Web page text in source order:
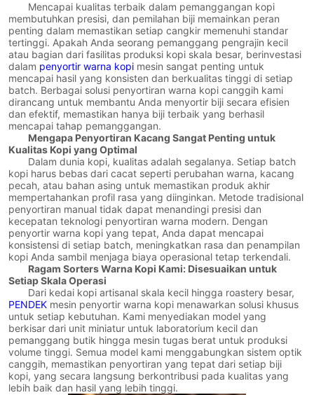
Mencapai kualitas terbaik dalam pemanggangan kopi
membutuhkan presisi, dan pemilahan biji memainkan peran
penting dalam memastikan setiap cangkir memenuhi standar
tertinggi. Apakah Anda seorang pemanggang pengrajin kecil
atau bagian dari fasilitas produksi kopi skala besar, berinvestasi
dalam penyortir warna kopi mesin sangat penting untuk
mencapai hasil yang konsisten dan berkualitas tinggi di setiap
batch. Berbagai solusi penyortiran warna kopi canggih kami
dirancang untuk membantu Anda menyortir biji secara efisien
dan efektif, memastikan hanya biji terbaik yang berhasil
mencapai tahap pemanggangan.
Mengapa Penyortiran Kacang Sangat Penting untuk
Kualitas Kopi yang Optimal
Dalam dunia kopi, kualitas adalah segalanya. Setiap batch
kopi harus bebas dari cacat seperti perubahan warna, kacang
pecah, atau bahan asing untuk memastikan produk akhir
mempertahankan profil rasa yang diinginkan. Metode tradisional
penyortiran manual tidak dapat menandingi presisi dan
kecepatan teknologi penyortiran warna modern. Dengan
penyortir warna kopi yang tepat, Anda dapat mencapai
konsistensi di setiap batch, meningkatkan rasa dan penampilan
kopi Anda sambil menjaga biaya operasional tetap terkendali.
Ragam Sorters Warna Kopi Kami: Disesuaikan untuk
Setiap Skala Operasi
Dari kedai kopi artisanal skala kecil hingga roastery besar,
PENDEK mesin penyortir warna kopi menawarkan solusi khusus
untuk setiap kebutuhan. Kami menyediakan model yang
berkisar dari unit miniatur untuk laboratorium kecil dan
pemanggang butik hingga mesin tugas berat untuk produksi
volume tinggi. Semua model kami menggabungkan sistem optik
canggih, memastikan penyortiran yang tepat dari setiap biji
kopi, yang secara langsung berkontribusi pada kualitas yang
lebih baik dan hasil yang lebih tinggi.